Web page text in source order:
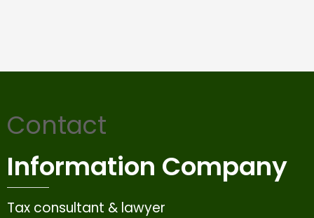
Contact
Information Company
Tax consultant & lawyer